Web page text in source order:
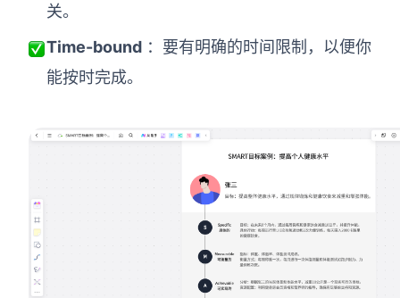
知识分享社区
定价
关。
Time-bound ：要有明确的时间限制，以便你
能按时完成。